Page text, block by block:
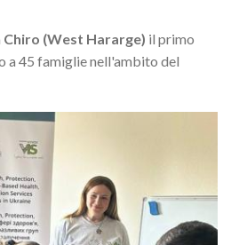
Chiro (West Hararge) il primo
a 45 famiglie nell'ambito del